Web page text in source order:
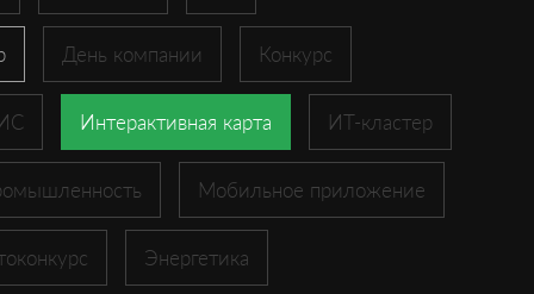
День компании Конкурс
Интерактивная карта ИТ-кластер
Мобильное приложение
Энергетика